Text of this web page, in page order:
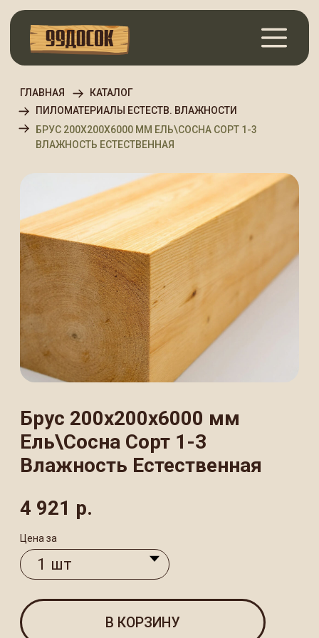
БРУС 200Х200Х6000 ММ ЕЛЬ\СОСНА СОРТ 1-3
КАТАЛОГ
ГЛАВНАЯ
Брус 200х200х6000 мм
Ель\Сосна Сорт 1-3
Влажность Естественная
4 921
Цена за
В КОРЗИНУ
200×200×6000 мм из хвойных пород (ель/
сосна) — качественный пиломатериал
из отборной древесины 1−3 сорта,
соответствующей ГОСТу, что гарантирует
надежность и долговечность
конструкции.
ХАРАКТЕРИСТИКИ